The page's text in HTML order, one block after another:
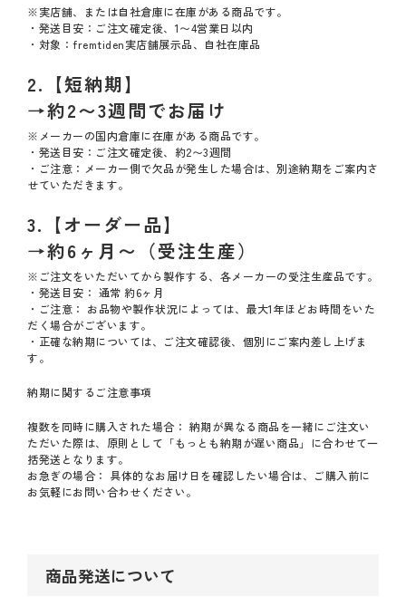
※実店舗、または自社倉庫に在庫がある商品です。
・発送目安：ご注文確定後、1〜4営業日以内
・対象：fremtiden実店舗展示品、自社在庫品
2.【短納期】
→約2〜3週間でお届け
※メーカーの国内倉庫に在庫がある商品です。
・発送目安：ご注文確定後、約2〜3週間
・ご注意：メーカー側で欠品が発生した場合は、別途納期をご案内さ
せていただきます。
3.【オーダー品】
→約6ヶ月〜（受注生産）
※ご注文をいただいてから製作する、各メーカーの受注生産品です。
・発送目安： 通常 約6ヶ月
・ご注意： お品物や製作状況によっては、最大1年ほどお時間をいた
だく場合がございます。
・正確な納期については、ご注文確認後、個別にご案内差し上げま
す。
納期に関するご注意事項
複数を同時に購入された場合： 納期が異なる商品を一緒にご注文い
ただいた際は、原則として「もっとも納期が遅い商品」に合わせて一
括発送となります。
お急ぎの場合： 具体的なお届け日を確認したい場合は、ご購入前に
お気軽にお問い合わせください。
商品発送について